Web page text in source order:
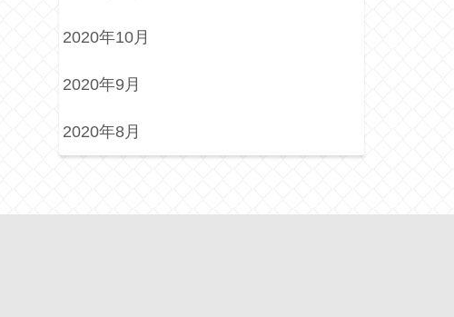
2020年10月
2020年9月
2020年8月